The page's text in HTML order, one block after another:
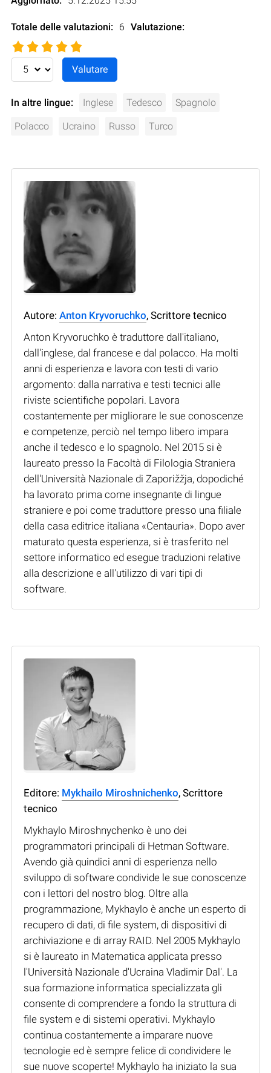
Totale delle valutazioni: 6 Valutazione:
In altre lingue: Inglese Tedesco Spagnolo
Polacco Ucraino Russo Turco
Autore: Anton Kryvoruchko, Scrittore tecnico
Anton Kryvoruchko è traduttore dall'italiano,
dall'inglese, dal francese e dal polacco. Ha molti
anni di esperienza e lavora con testi di vario
argomento: dalla narrativa e testi tecnici alle
riviste scientifiche popolari. Lavora
costantemente per migliorare le sue conoscenze
e competenze, perciò nel tempo libero impara
anche il tedesco e lo spagnolo. Nel 2015 si è
laureato presso la Facoltà di Filologia Straniera
dell'Università Nazionale di Zaporižžja, dopodiché
ha lavorato prima come insegnante di lingue
straniere e poi come traduttore presso una filiale
della casa editrice italiana «Centauria». Dopo aver
maturato questa esperienza, si è trasferito nel
settore informatico ed esegue traduzioni relative
alla descrizione e all'utilizzo di vari tipi di
software.
Editore: Mykhailo Miroshnichenko, Scrittore
tecnico
Mykhaylo Miroshnychenko è uno dei
programmatori principali di Hetman Software.
Avendo già quindici anni di esperienza nello
sviluppo di software condivide le sue conoscenze
con i lettori del nostro blog. Oltre alla
programmazione, Mykhaylo è anche un esperto di
recupero di dati, di file system, di dispositivi di
archiviazione e di array RAID. Nel 2005 Mykhaylo
si è laureato in Matematica applicata presso
l'Università Nazionale d'Ucraina Vladimir Dal'. La
sua formazione informatica specializzata gli
consente di comprendere a fondo la struttura di
file system e di sistemi operativi. Mykhaylo
continua costantemente a imparare nuove
tecnologie ed è sempre felice di condividere le
sue nuove scoperte! Mykhaylo ha iniziato la sua